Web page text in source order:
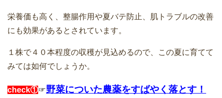
栄養価も高く、整腸作用や夏バテ防止、肌トラブルの改善
にも効果があるとされています。
１株で４０本程度の収穫が見込めるので、この夏に育てて
みては如何でしょうか。
check①☞野菜についた農薬をすばやく落とす！